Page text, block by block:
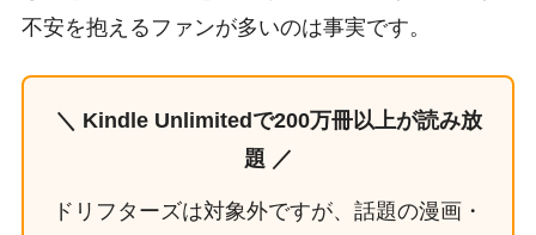
不安を抱えるファンが多いのは事実です。
＼ Kindle Unlimitedで200万冊以上が読み放
題 ／
ドリフターズは対象外ですが、話題の漫画・